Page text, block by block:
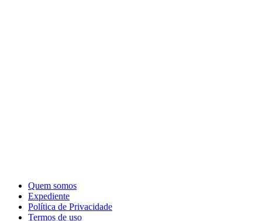
Quem somos
Expediente
Política de Privacidade
Termos de uso